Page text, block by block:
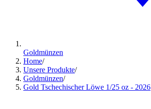
Goldmünzen
Home/
Unsere Produkte/
Goldmünzen/
Gold Tschechischer Löwe 1/25 oz - 2026